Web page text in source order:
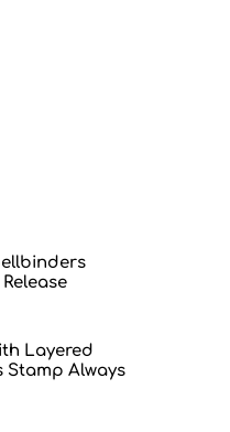
Layered
Stamp Always